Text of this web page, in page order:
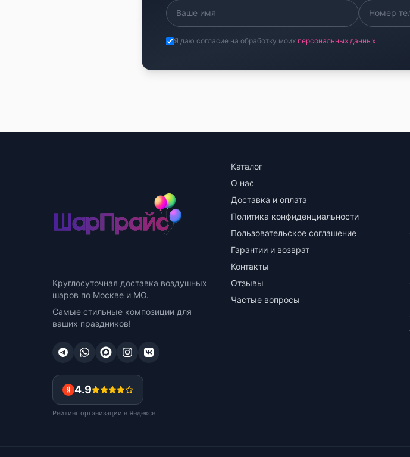
Я даю согласие на обработку моих персональных данных
Круглосуточная доставка воздушных
шаров по Москве и МО.
Самые стильные композиции для
ваших праздников!
4.9
Рейтинг организации в Яндексе
Каталог
О нас
Доставка и оплата
Политика конфиденциальности
Пользовательское соглашение
Гарантии и возврат
Контакты
Отзывы
Частые вопросы